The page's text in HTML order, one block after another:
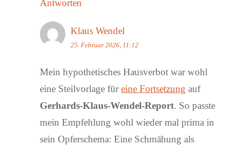
Antworten
Klaus Wendel
25. Februar 2026, 11:12
Mein hypothetisches Hausverbot war wohl
eine Steilvorlage füreine Fortsetzung auf
Gerhards-Klaus-Wendel-Report. So passte
mein Empfehlung wohl wieder mal prima in
sein Opferschema: Eine Schmähung als